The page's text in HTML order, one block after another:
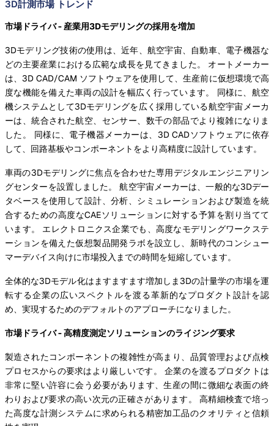
3D計測市場 トレンド
市場ドライバ - 産業用3Dモデリングの採用を増加
3Dモデリング技術の使用は、近年、航空宇宙、自動車、電子機器な
どの主要産業における広範な成長を見てきました。 オートメーカー
は、3D CAD/CAM ソフトウェアを使用して、生産前に仮想環境で高
度な機能を備えた車両の設計を幅広く行っています。 同様に、航空
機システムとして3Dモデリングを広く採用している航空宇宙メーカ
ーは、統合された航空、センサー、数千の部品でより複雑になりま
した。 同様に、電子機器メーカーは、3D CADソフトウェアに依存
して、回路基板やコンポーネントをより高精度に設計しています。
車両の3Dモデリングに焦点を合わせた専用デジタルエンジニアリン
グセンターを設置しました。 航空宇宙メーカーは、一般的な3Dデー
タベースを使用して設計、分析、シミュレーションおよび製造を統
合するための高度なCAEソリューションに対する予算を割り当てて
います。 エレクトロニクス企業でも、高度なモデリングワークステ
ーションを備えた仮想製品開発ラボを設立し、新時代のコンシュー
マーデバイス向けに市場投入までの時間を短縮しています。
全体的な3Dモデル化はますますます増加しま3Dの計量学の市場を運
転する企業の広いスペクトルを渡る革新的なプロダクト設計を認
め、実現するためのデフォルトのアプローチになりました。
市場ドライバ - 高精度測定ソリューションのライジング要求
製造されたコンポーネントの複雑性が高まり、品質管理および点検
プロセスからの要求はより厳しいです。 企業のを渡るプロダクトは
非常に堅い許容に会う必要があります、生産の間に微細な表面の終
わりおよび要求の高い次元の正確さがあります。 高精細検査で培っ
た高度な計測システムに求められる精密加工品のクオリティと信頼